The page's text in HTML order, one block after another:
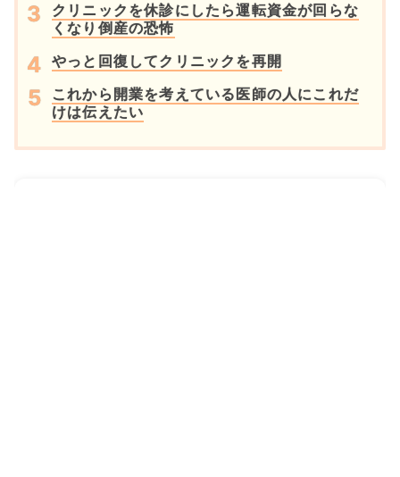
クリニックを休診にしたら運転資金が回らな
くなり倒産の恐怖
やっと回復してクリニックを再開
これから開業を考えている医師の人にこれだ
けは伝えたい